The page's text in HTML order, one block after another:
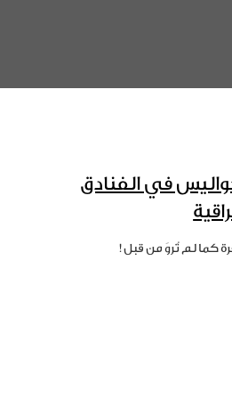
في الفنادق
كما لم تُروَ من قبل!